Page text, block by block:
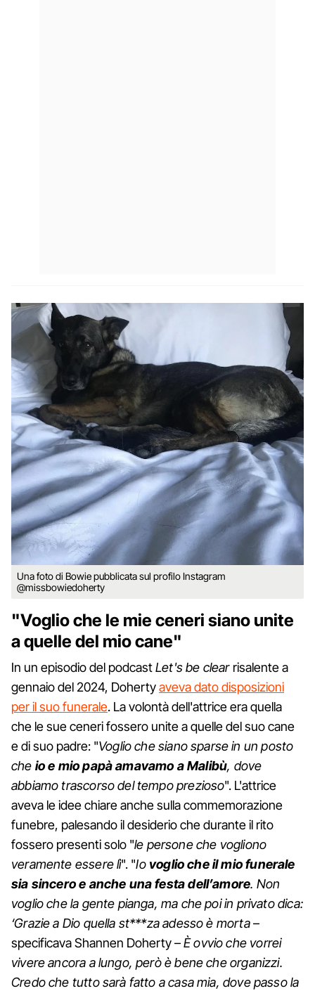
Una foto di Bowie pubblicata sul profilo Instagram
@missbowiedoherty
"Voglio che le mie ceneri siano unite
a quelle del mio cane"
In un episodio del podcastLet's be clearrisalente a
gennaio del 2024, Dohertyaveva dato disposizioni
per il suo funerale. La volontà dell'attrice era quella
che le sue ceneri fossero unite a quelle del suo cane
e di suo padre: "Voglio che siano sparse in un posto
che io e mio papà amavamo a Malibù, dove
abbiamo trascorso del tempo prezioso". L'attrice
aveva le idee chiare anche sulla commemorazione
funebre, palesando il desiderio che durante il rito
fossero presenti solo "le persone che vogliono
veramente essere lì". "Io voglio che il mio funerale
sia sincero e anche una festa dell’amore. Non
voglio che la gente pianga, ma che poi in privato dica:
‘Grazie a Dio quella st***za adesso è morta–
specificava Shannen Doherty –È ovvio che vorrei
vivere ancora a lungo, però è bene che organizzi.
Credo che tutto sarà fatto a casa mia, dove passo la